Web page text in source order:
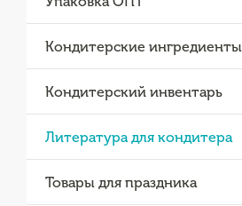
Кондитерские ингредиенты
Кондитерский инвентарь
Литература для кондитера
Товары для праздника